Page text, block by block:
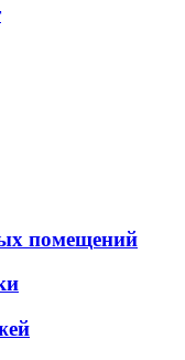
помещений